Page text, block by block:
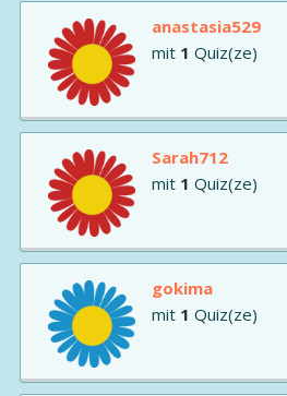
anastasia529
mit 1 Quiz(ze)
Sarah712
mit 1 Quiz(ze)
gokima
mit 1 Quiz(ze)